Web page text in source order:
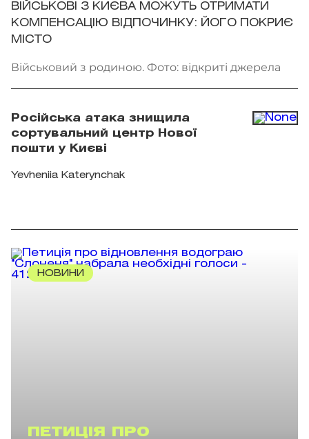
ВІЙСЬКОВІ З КИЄВА МОЖУТЬ ОТРИМАТИ
КОМПЕНСАЦІЮ ВІДПОЧИНКУ: ЙОГО ПОКРИЄ
МІСТО
Військовий з родиною. Фото: відкриті джерела
Російська атака знищила
сортувальний центр Нової
пошти у Києві
Yevheniia Katerynchak
НОВИНИ
ПЕТИЦІЯ ПРО